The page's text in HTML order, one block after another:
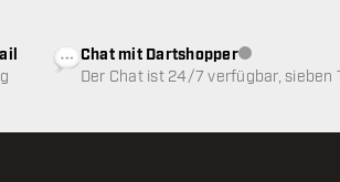
Chat mit DartshopperKundenservice
Der Chat ist 24/7 verfügbar, sieben